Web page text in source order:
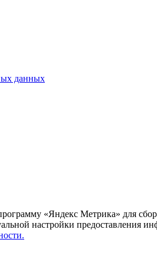
данных
«Яндекс Метрика» для
настройки